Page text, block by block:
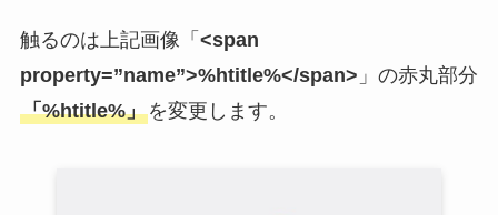
触るのは上記画像「 <span
property=”name”>%htitle%</span> 」の赤丸部分
「%htitle%」を変更します。